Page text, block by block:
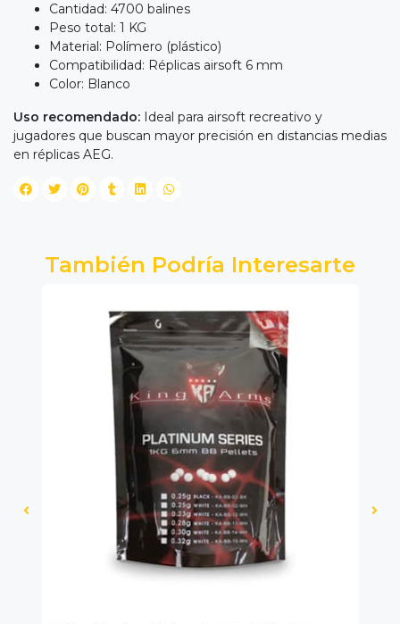
Cantidad: 4700 balines
Peso total: 1 KG
Material: Polímero (plástico)
Compatibilidad: Réplicas airsoft 6 mm
Color: Blanco
Uso recomendado: Ideal para airsoft recreativo y
jugadores que buscan mayor precisión en distancias medias
en réplicas AEG.
También Podría Interesarte